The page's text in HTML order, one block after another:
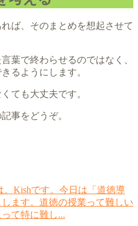
ば、そのまとめを想起させて
葉で終わらせるのではなく、
るようにします。
ても大丈夫です。
事をどうぞ。
。Kishです。今日は「道徳導
ます。道徳の授業って難しい
て特に難し...